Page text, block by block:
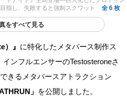
指し、失敗すると強制スクワット
全 6 枚
をすべて見る
）』 に特化したメタバース制作ス
ンフルエンサーのTestosteroneさ
きるメタバースアトラクション
」 を公開しました。